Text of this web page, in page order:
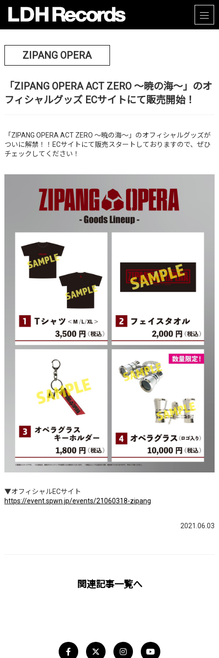
ZIPANG OPERA
「ZIPANG OPERA ACT ZERO ～暁の海～」のオ
フィシャルグッズ ECサイトにて販売開始！
「ZIPANG OPERA ACT ZERO ～暁の海～」のオフィシャルグッズが
ついに解禁！！ECサイトにて販売スタートしておりますので、ぜひ
チェックしてください！
▼オフィシャルECサイト
https://event.spwn.jp/events/21060318-zipang
2021.06.03
関連記事一覧へ